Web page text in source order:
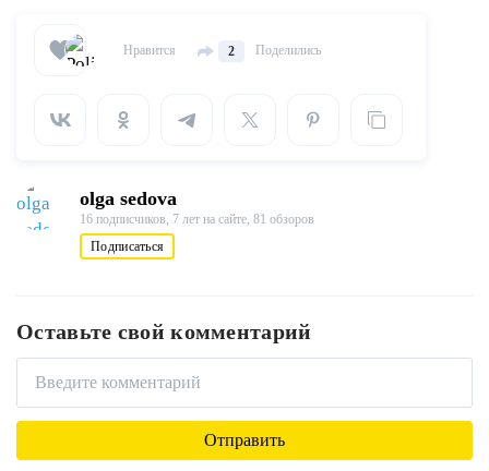
Нравится 2 Поделились
olga sedova
16 подписчиков, 7 лет на сайте, 81 обзоров
Подписаться
Оставьте свой комментарий